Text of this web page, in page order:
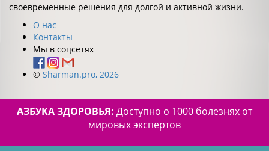
своевременные решения для долгой и активной жизни.
О нас
Контакты
Мы в соцсетях
© Sharman.pro, 2026
АЗБУКА ЗДОРОВЬЯ: Доступно о 1000 болезнях от
мировых экспертов